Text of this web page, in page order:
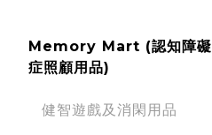
Memory Mart (認知障礙
症照顧用品)
健智遊戲及消閑用品